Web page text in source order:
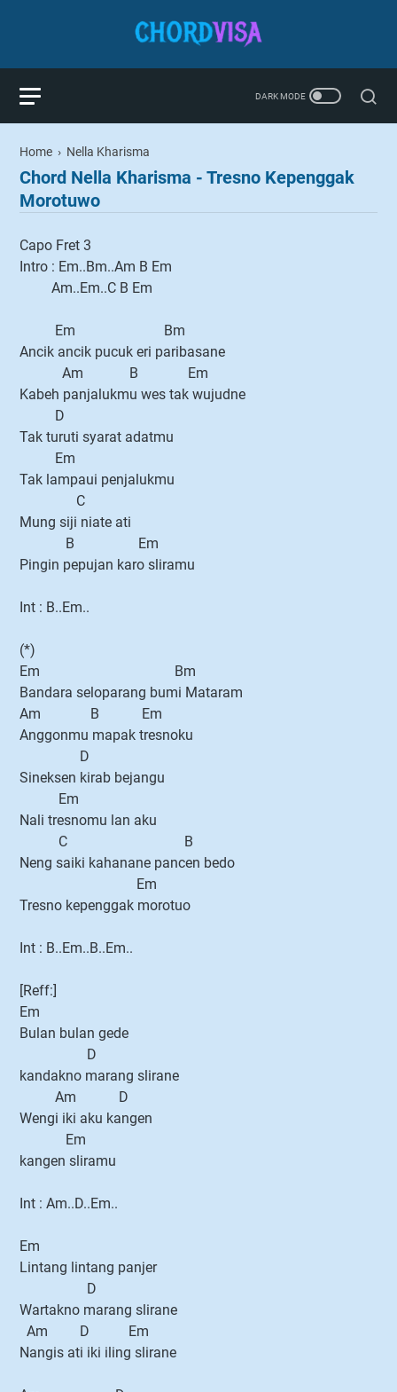
Home › Nella Kharisma
Chord Nella Kharisma - Tresno Kepenggak
Morotuwo
Capo Fret 3
Intro : Em..Bm..Am B Em
Am..Em..C B Em
Em Bm
Ancik ancik pucuk eri paribasane
Am B Em
Kabeh panjalukmu wes tak wujudne
D
Tak turuti syarat adatmu
Em
Tak lampaui penjalukmu
C
Mung siji niate ati
B Em
Pingin pepujan karo sliramu
Int : B..Em..
(*)
Em Bm
Bandara seloparang bumi Mataram
Am B Em
Anggonmu mapak tresnoku
D
Sineksen kirab bejangu
Em
Nali tresnomu lan aku
C B
Neng saiki kahanane pancen bedo
Em
Tresno kepenggak morotuo
Int : B..Em..B..Em..
[Reff:]
Em
Bulan bulan gede
D
kandakno marang slirane
Am D
Wengi iki aku kangen
Em
kangen sliramu
Int : Am..D..Em..
Em
Lintang lintang panjer
D
Wartakno marang slirane
Am D Em
Nangis ati iki iling slirane